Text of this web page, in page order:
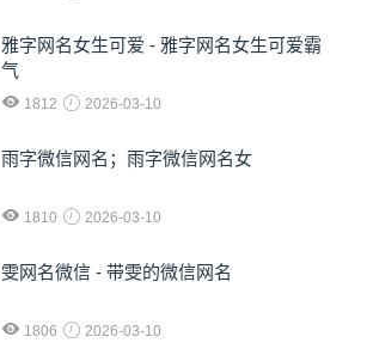
雅字网名女生可爱 - 雅字网名女生可爱霸
气
1812 2026-03-10
雨字微信网名；雨字微信网名女
1810 2026-03-10
雯网名微信 - 带雯的微信网名
1806 2026-03-10